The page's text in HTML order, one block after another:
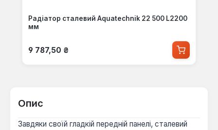
Радіатор сталевий Aquatechnik 22 500 L2200
мм
Звичайна ціна:
9 787,50 ₴
Опис
Завдяки своїй гладкій передній панелі, сталевий